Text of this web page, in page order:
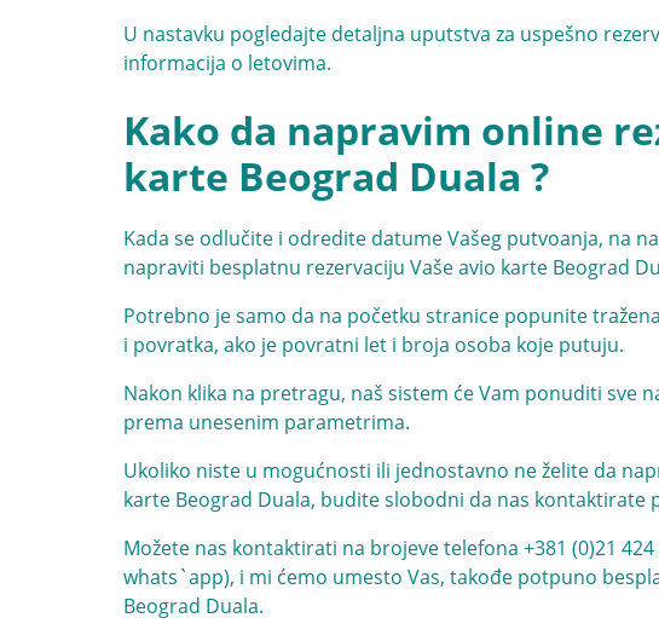
U nastavku pogledajte detaljna uputstva za uspešno
informacija o letovima.
Kako da napravim online
karte Beograd Duala ?
Kada se odlučite i odredite datume Vašeg putvoanja, na
napraviti besplatnu rezervaciju Vaše avio karte Beograd
Potrebno je samo da na početku stranice popunite
i povratka, ako je povratni let i broja osoba koje putuju.
Nakon klika na pretragu, naš sistem će Vam ponuditi sve
prema unesenim parametrima.
Ukoliko niste u mogućnosti ili jednostavno ne želite da
karte Beograd Duala, budite slobodni da nas kontaktirate
Možete nas kontaktirati na brojeve telefona +381 (0)21
whats`app), i mi ćemo umesto Vas, takođe potpuno
Beograd Duala.